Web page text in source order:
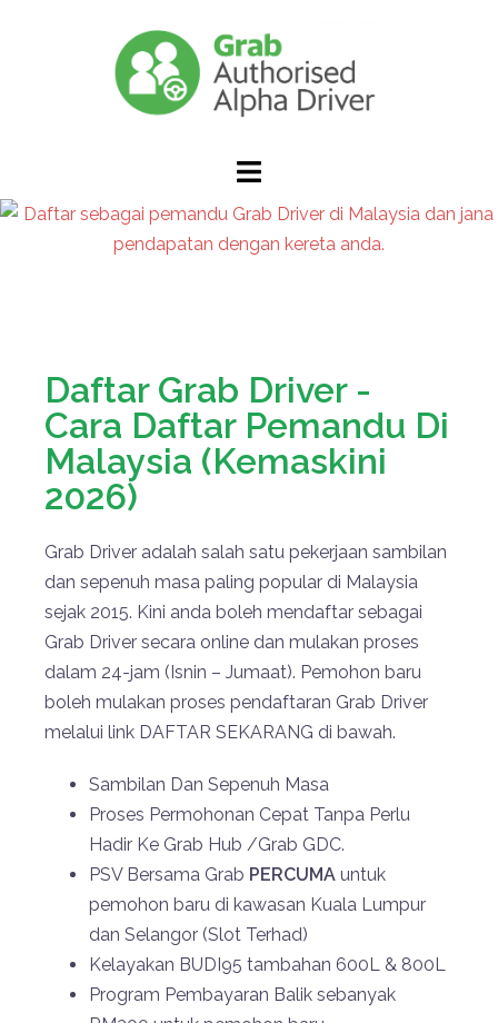
Daftar Grab Driver -
Cara Daftar Pemandu Di
Malaysia (Kemaskini
2026)
Grab Driver adalah salah satu pekerjaan sambilan
dan sepenuh masa paling popular di Malaysia
sejak 2015. Kini anda boleh mendaftar sebagai
Grab Driver secara online dan mulakan proses
dalam 24-jam (Isnin – Jumaat). Pemohon baru
boleh mulakan proses pendaftaran Grab Driver
melalui link DAFTAR SEKARANG di bawah.
Sambilan Dan Sepenuh Masa
Proses Permohonan Cepat Tanpa Perlu
Hadir Ke Grab Hub /Grab GDC.
PSV Bersama Grab PERCUMA untuk
pemohon baru di kawasan Kuala Lumpur
dan Selangor (Slot Terhad)
Kelayakan BUDI95 tambahan 600L & 800L
Program Pembayaran Balik sebanyak